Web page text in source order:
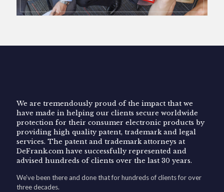
We are tremendously proud of the impact that we
have made in helping our clients secure worldwide
protection for their consumer electronic products by
providing high quality patent, trademark and legal
services. The patent and trademark attorneys at
DeFrank.com have successfully represented and
advised hundreds of clients over the last 30 years.
We've been there and done that for hundreds of clients for over
three decades.